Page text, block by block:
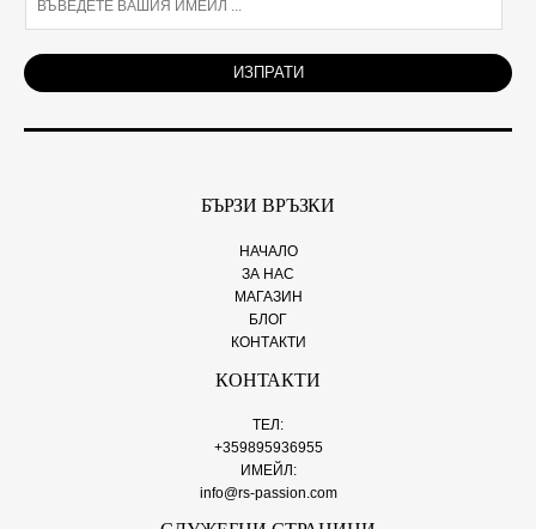
i
l
ИЗПРАТИ
БЪРЗИ ВРЪЗКИ
НАЧАЛО
ЗА НАС
МАГАЗИН
БЛОГ
КОНТАКТИ
КОНТАКТИ
ТЕЛ:
+359895936955
ИМЕЙЛ:
info@rs-passion.com